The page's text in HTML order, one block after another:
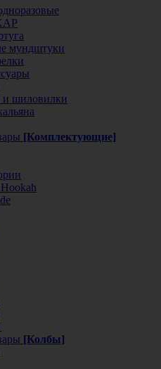
мундштуки
шиловилки
[Комплектующие]
[Колбы]